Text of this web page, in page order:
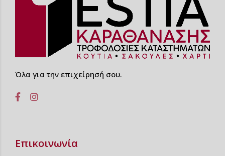
Όλα για την επιχείρησή σου.
Επικοινωνία